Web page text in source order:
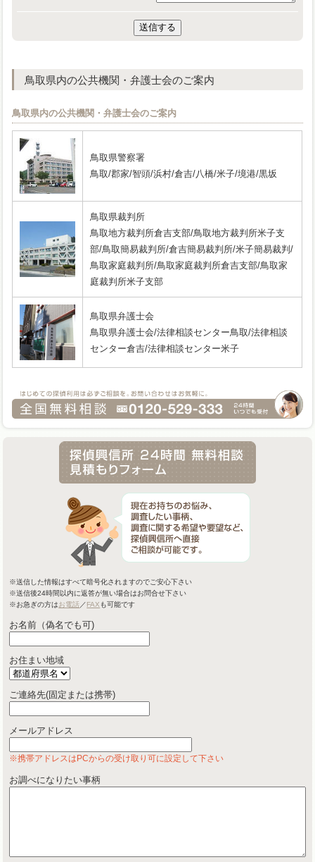
鳥取県内の公共機関・弁護士会のご案内
鳥取県内の公共機関・弁護士会のご案内
鳥取県警察署
鳥取/郡家/智頭/浜村/倉吉/八橋/米子/境港/黒坂
鳥取県裁判所
鳥取地方裁判所倉吉支部/鳥取地方裁判所米子支
部/鳥取簡易裁判所/倉吉簡易裁判所/米子簡易裁判/
鳥取家庭裁判所/鳥取家庭裁判所倉吉支部/鳥取家
庭裁判所米子支部
鳥取県弁護士会
鳥取県弁護士会/法律相談センター鳥取/法律相談
センター倉吉/法律相談センター米子
※送信した情報はすべて暗号化されますのでご安心下さい
※送信後24時間以内に返答が無い場合はお問合せ下さい
※お急ぎの方はお電話 ／FAX も可能です
お名前（偽名でも可)
お住まい地域
ご連絡先(固定または携帯)
メールアドレス
※携帯アドレスはPCからの受け取り可に設定して下さい
お調べになりたい事柄